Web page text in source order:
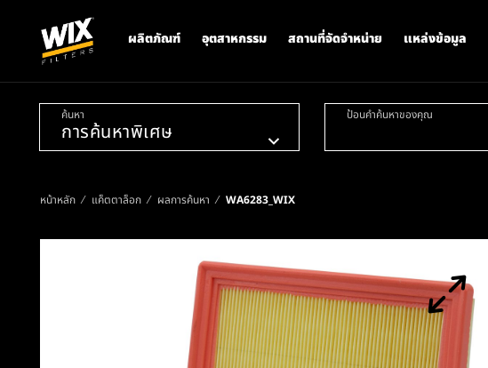
ผลิตภัณฑ์ อุตสาหกรรม สถานที่จัดจำหน่าย แหล่งข้อมูล
ค้นหา ป้อนคำค้นหาของคุณ
หน้าหลัก แค็ตตาล็อก ผลการค้นหา WA6283_WIX